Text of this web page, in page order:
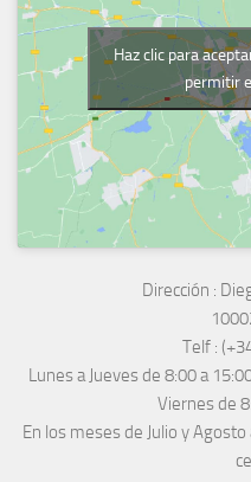
Haz clic para
permitir
Dirección :
Telf :
Lunes a Jueves de 8:00 a
Viernes de
En los meses de Julio y